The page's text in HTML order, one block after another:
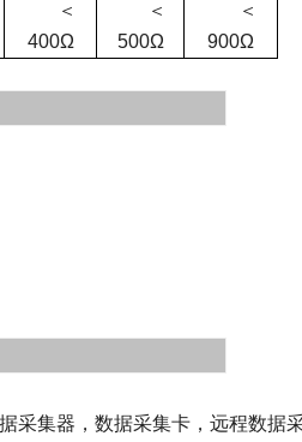
＜
400Ω
＜
500Ω
＜
900Ω
采集器，数据采集卡，远程数据